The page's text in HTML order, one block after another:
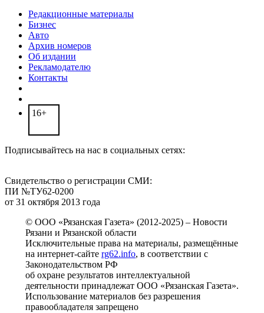
Редакционные материалы
Бизнес
Авто
Архив номеров
Об издании
Рекламодателю
Контакты
16+
Подписывайтесь на нас в социальных сетях:
Свидетельство о регистрации СМИ:
ПИ №ТУ62-0200
от 31 октября 2013 года
© ООО «Рязанская Газета» (2012-2025) – Новости
Рязани и Рязанской области
Исключительные права на материалы, размещённые
на интернет-сайте rg62.info, в соответствии с
Законодательством РФ
об охране результатов интеллектуальной
деятельности принадлежат ООО «Рязанская Газета».
Использование материалов без разрешения
правообладателя запрещено